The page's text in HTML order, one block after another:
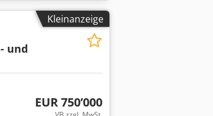
Kleinanzeige
und
EUR 750’000